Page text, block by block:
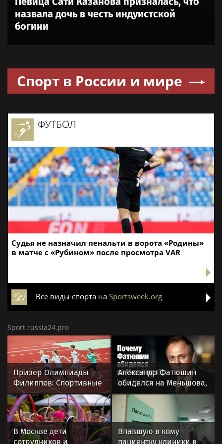
назвала дочь в честь индуистской
богини
Спорт в России и мире
Судья не назначил пенальти в ворота «Родины»
в матче с «Рубином» после просмотра VAR
ФУТБОЛ
Все виды спорта на Sportsweek.org
Sport.russia24.pro
Призер Олимпиады
Филиппов: Спортивные
мероприятия в Москве
стали нормой жизни
Александр Фатюшин
обиделся на Меньшова,
когда не получил роль в
«Любви и голубях»
В Москве дети
сотрудников и
Впавшую в кому
пациентку клиники в